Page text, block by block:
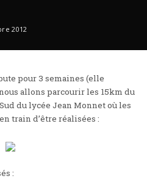
2012
pour 3 semaines (elle
allons parcourir les 15km du
du lycée Jean Monnet où les
train d’être réalisées :
: